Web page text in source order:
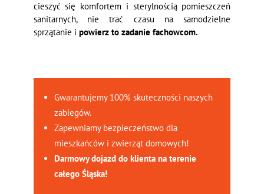
cieszyć się komfortem i sterylnością pomieszczeń
sanitarnych, nie trać czasu na samodzielne
sprzątanie i powierz to zadanie fachowcom.
Gwarantujemy 100% skuteczności naszych
zabiegów.
Zapewniamy bezpieczeństwo dla
mieszkańców i zwierząt domowych!
Darmowy dojazd do klienta na terenie
całego Śląska!